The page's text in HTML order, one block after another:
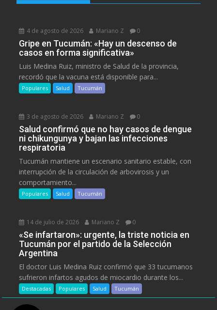
4 de agosto de 2026 Mariano Z 0
Gripe en Tucumán: «Hay un descenso de
casos en forma significativa»
Luis Medina Ruiz, ministro de Salud de la provincia,
recordó que la vacuna está disponible para...
Populares Salud Tucumán
3 de agosto de 2026 Mariano Z 0
Salud confirmó que no hay casos de dengue
ni chikungunya y bajan las infecciones
respiratoria
Tucumán mantiene un escenario sanitario estable, con
interrupción de la circulación de arbovirosis y un
comportamiento...
Populares Salud Tucumán
14 de julio de 2026 Mariano Z 0
«Se infartaron»: urgente, la triste noticia en
Tucumán por el partido de la Selección
Argentina
El doctor Luis Medina Ruiz confirmó que 33 tucumanos
sufrieron infartos agudos de miocardio durante los...
Destacadas Populares Salud Tucumán